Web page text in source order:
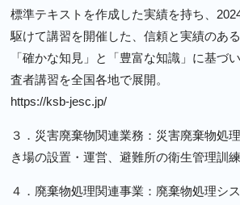
標準テキストを作成した実績を持ち、
駆けて講習を開催した、信頼と実績のあ
「確かな知見」と「豊富な知識」に基づ
査者講習を全国各地で展開。
https://ksb-jesc.jp/
３．災害廃棄物関連業務：災害廃棄物処
き場の設置・運営、避難所の衛生管理訓
４．廃棄物処理関連事業：廃棄物処理シ